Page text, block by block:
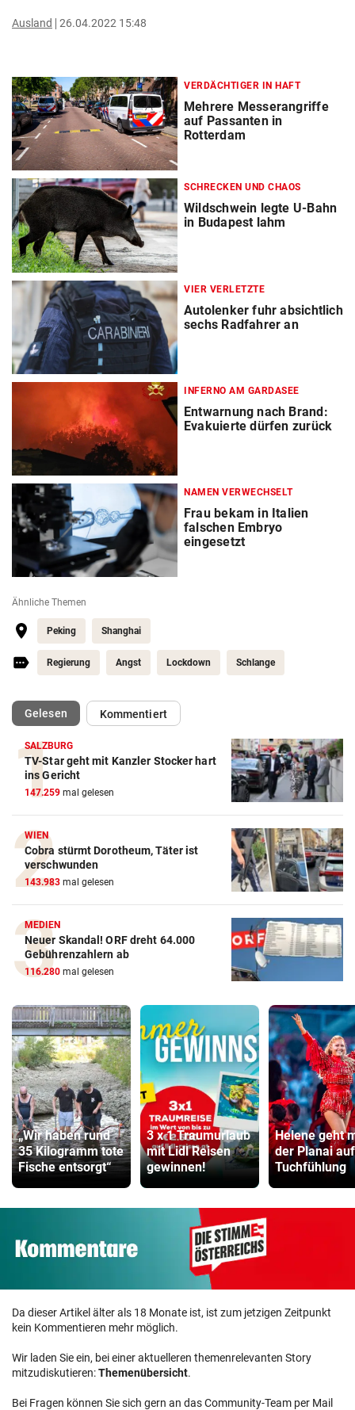
Ausland 26.04.2022 15:48
VERDÄCHTIGER IN HAFT
Mehrere Messerangriffe
auf Passanten in
Rotterdam
SCHRECKEN UND CHAOS
Wildschwein legte U-Bahn
in Budapest lahm
VIER VERLETZTE
Autolenker fuhr absichtlich
sechs Radfahrer an
INFERNO AM GARDASEE
Entwarnung nach Brand:
Evakuierte dürfen zurück
NAMEN VERWECHSELT
Frau bekam in Italien
falschen Embryo
eingesetzt
Ähnliche Themen
Peking Shanghai
Regierung Angst Lockdown Schlange
Gelesen(ausgewählt)Kommentiert
SALZBURG
TV-Star geht mit Kanzler Stocker hart
ins Gericht
147.259 mal gelesen
WIEN
Cobra stürmt Dorotheum, Täter ist
verschwunden
143.983 mal gelesen
MEDIEN
Neuer Skandal! ORF dreht 64.000
Gebührenzahlern ab
116.280 mal gelesen
„Wir haben rund
35 Kilogramm tote
Fische entsorgt“
3 x 1 Traumurlaub
mit Lidl Reisen
gewinnen!
Helene geht
der Planai auf
Tuchfühlung
Da dieser Artikel älter als 18 Monate ist, ist zum jetzigen Zeitpunkt
kein Kommentieren mehr möglich.
Wir laden Sie ein, bei einer aktuelleren themenrelevanten Story
mitzudiskutieren:Themenübersicht.
Bei Fragen können Sie sich gern an das Community-Team per Mail